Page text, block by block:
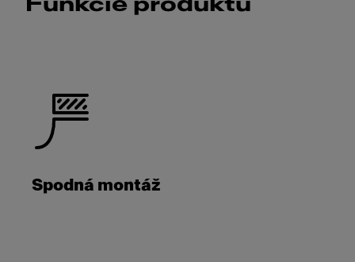
Funkcie produktu
Spodná montáž